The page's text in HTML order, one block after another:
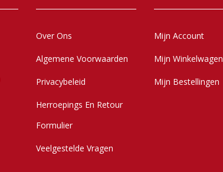
Over Ons
Algemene Voorwaarden
Privacybeleid
Herroepings En Retour
Formulier
Veelgestelde Vragen
Mijn Account
Mijn Winkelwagen
Mijn Bestellingen